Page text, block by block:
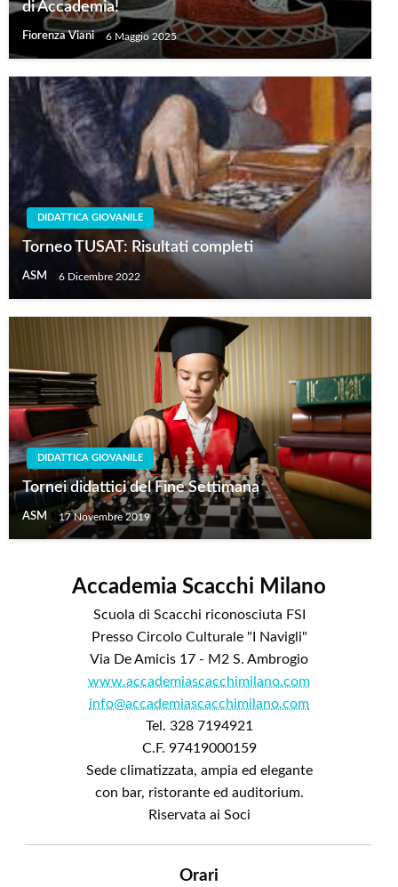
di Accademia!
Fiorenza Viani 6 Maggio 2025
DIDATTICA GIOVANILE
Torneo TUSAT: Risultati completi
ASM 6 Dicembre 2022
DIDATTICA GIOVANILE
Tornei didattici del Fine Settimana
ASM 17 Novembre 2019
Accademia Scacchi Milano
Scuola di Scacchi riconosciuta FSI
Presso Circolo Culturale "I Navigli"
Via De Amicis 17 - M2 S. Ambrogio
www.accademiascacchimilano.com
info@accademiascacchimilano.com
Tel. 328 7194921
C.F. 97419000159
Sede climatizzata, ampia ed elegante
con bar, ristorante ed auditorium.
Riservata ai Soci
Orari